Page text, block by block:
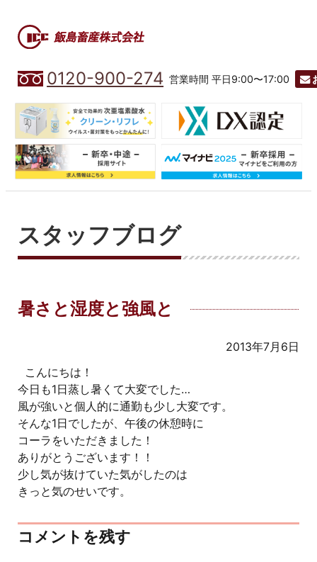
0120-900-274 営業時間 平日9:00〜17:00
スタッフブログ
暑さと湿度と強風と
2013年7月6日
こんにちは！
今日も1日蒸し暑くて大変でした…
風が強いと個人的に通勤も少し大変です。
そんな1日でしたが、午後の休憩時に
コーラをいただきました！
ありがとうございます！！
少し気が抜けていた気がしたのは
きっと気のせいです。
コメントを残す